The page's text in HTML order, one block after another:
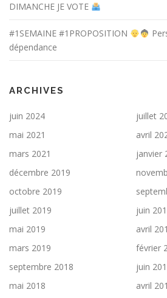
DIMANCHE JE VOTE
#1SEMAINE #1PROPOSITION
dépendance
ARCHIVES
juin 2024
juillet
mai 2021
avril
mars 2021
janvier
décembre 2019
octobre 2019
juillet 2019
juin
mai 2019
avril
mars 2019
février
septembre 2018
juin
mai 2018
avril